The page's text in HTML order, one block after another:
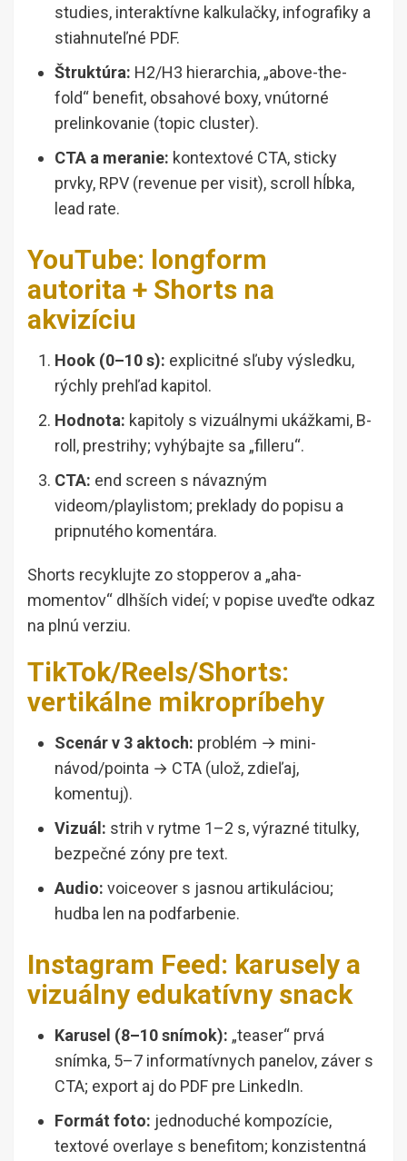
studies, interaktívne kalkulačky, infografiky a
stiahnuteľné PDF.
Štruktúra: H2/H3 hierarchia, „above-the-
fold“ benefit, obsahové boxy, vnútorné
prelinkovanie (topic cluster).
CTA a meranie: kontextové CTA, sticky
prvky, RPV (revenue per visit), scroll hĺbka,
lead rate.
YouTube: longform
autorita + Shorts na
akvizíciu
Hook (0–10 s): explicitné sľuby výsledku,
rýchly prehľad kapitol.
Hodnota: kapitoly s vizuálnymi ukážkami, B-
roll, prestrihy; vyhýbajte sa „filleru“.
CTA: end screen s návazným
videom/playlistom; preklady do popisu a
pripnutého komentára.
Shorts recyklujte zo stopperov a „aha-
momentov“ dlhších videí; v popise uveďte odkaz
na plnú verziu.
TikTok/Reels/Shorts:
vertikálne mikropríbehy
Scenár v 3 aktoch: problém → mini-
návod/pointa → CTA (ulož, zdieľaj,
komentuj).
Vizuál: strih v rytme 1–2 s, výrazné titulky,
bezpečné zóny pre text.
Audio: voiceover s jasnou artikuláciou;
hudba len na podfarbenie.
Instagram Feed: karusely a
vizuálny edukatívny snack
Karusel (8–10 snímok): „teaser“ prvá
snímka, 5–7 informatívnych panelov, záver s
CTA; export aj do PDF pre LinkedIn.
Formát foto: jednoduché kompozície,
textové overlaye s benefitom; konzistentná